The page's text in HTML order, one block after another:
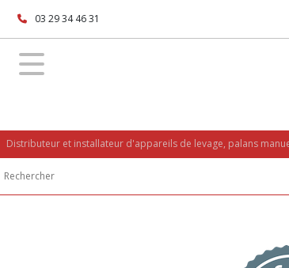
03 29 34 46 31
Distributeur et installateur d'appareils de levage, palans